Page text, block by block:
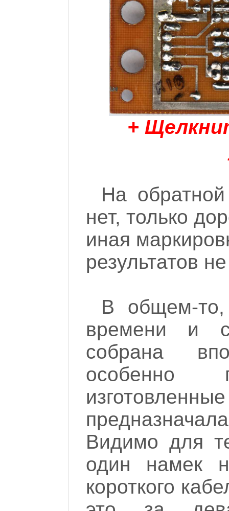
+
На
нет, только
иная
результатов
В общем-
времени и
собрана
особенно
Видимо для
один намек
короткого